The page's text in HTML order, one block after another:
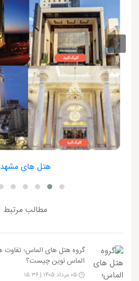
هتل های مشهد
‹
مطالب مرتبط
الماس نوین چیست؟